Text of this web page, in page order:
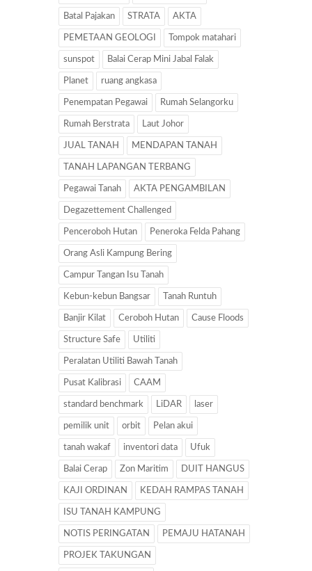
Batal Pajakan STRATA AKTA
PEMETAAN GEOLOGI Tompok matahari
sunspot Balai Cerap Mini Jabal Falak
Planet ruang angkasa
Penempatan Pegawai Rumah Selangorku
Rumah Berstrata Laut Johor
JUAL TANAH MENDAPAN TANAH
TANAH LAPANGAN TERBANG
Pegawai Tanah AKTA PENGAMBILAN
Degazettement Challenged
Penceroboh Hutan Peneroka Felda Pahang
Orang Asli Kampung Bering
Campur Tangan Isu Tanah
Kebun-kebun Bangsar Tanah Runtuh
Banjir Kilat Ceroboh Hutan Cause Floods
Structure Safe Utiliti
Peralatan Utiliti Bawah Tanah
Pusat Kalibrasi CAAM
standard benchmark LiDAR laser
pemilik unit orbit Pelan akui
tanah wakaf inventori data Ufuk
Balai Cerap Zon Maritim DUIT HANGUS
KAJI ORDINAN KEDAH RAMPAS TANAH
ISU TANAH KAMPUNG
NOTIS PERINGATAN PEMAJU HATANAH
PROJEK TAKUNGAN